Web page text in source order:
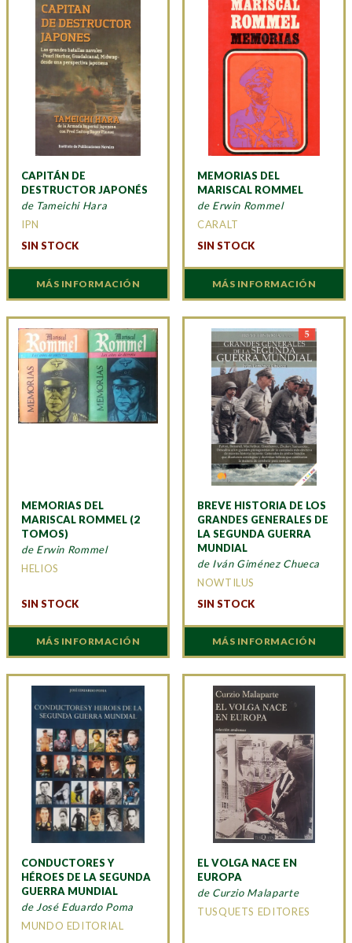
CAPITÁN DE
DESTRUCTOR JAPONÉS
de Tameichi Hara
IPN
SIN STOCK
MÁS INFORMACIÓN
MEMORIAS DEL
MARISCAL ROMMEL
de Erwin Rommel
CARALT
SIN STOCK
MÁS INFORMACIÓN
MEMORIAS DEL
MARISCAL ROMMEL (2
TOMOS)
de Erwin Rommel
HELIOS
SIN STOCK
MÁS INFORMACIÓN
BREVE HISTORIA DE LOS
GRANDES GENERALES DE
LA SEGUNDA GUERRA
MUNDIAL
de Iván Giménez Chueca
NOWTILUS
SIN STOCK
MÁS INFORMACIÓN
CONDUCTORES Y
HÉROES DE LA SEGUNDA
GUERRA MUNDIAL
de José Eduardo Poma
MUNDO EDITORIAL
EL VOLGA NACE EN
EUROPA
de Curzio Malaparte
TUSQUETS EDITORES